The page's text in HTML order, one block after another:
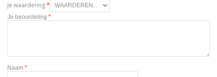
Je waardering*
Je beoordeling *
Naam *